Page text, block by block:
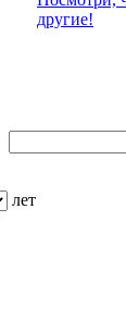
другие!
лет